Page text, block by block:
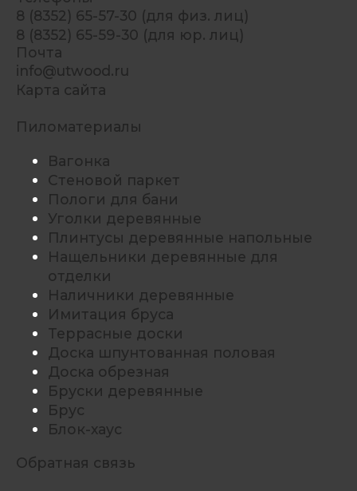
8 (8352) 65-57-30 (для физ. лиц)
8 (8352) 65-59-30 (для юр. лиц)
Почта
info@utwood.ru
Карта сайта
Пиломатериалы
Вагонка
Стеновой паркет
Пологи для бани
Уголки деревянные
Плинтусы деревянные напольные
Нащельники деревянные для
отделки
Наличники деревянные
Имитация бруса
Террасные доски
Доска шпунтованная половая
Доска обрезная
Бруски деревянные
Брус
Блок-хаус
Обратная связь